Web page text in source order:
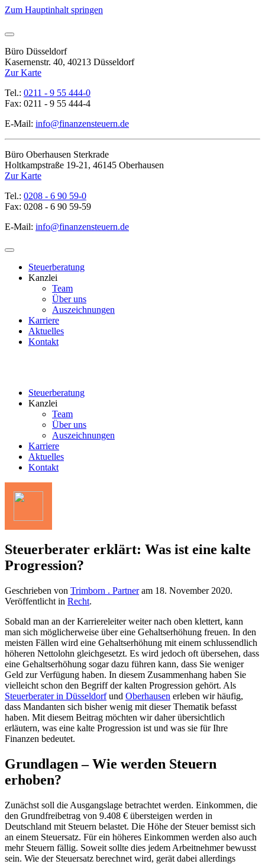
Zum Hauptinhalt springen
Büro Düsseldorf
Kasernenstr. 40, 40213 Düsseldorf
Zur Karte
Tel.: 0211 - 9 55 444-0
Fax: 0211 - 9 55 444-4
E-Mail: info@finanzensteuern.de
Büro Oberhausen Sterkrade
Holtkampstraße 19-21, 46145 Oberhausen
Zur Karte
Tel.: 0208 - 6 90 59-0
Fax: 0208 - 6 90 59-59
E-Mail: info@finanzensteuern.de
Steuerberatung
Kanzlei
Team
Über uns
Auszeichnungen
Karriere
Aktuelles
Kontakt
Steuerberatung
Kanzlei
Team
Über uns
Auszeichnungen
Karriere
Aktuelles
Kontakt
Steuerberater erklärt: Was ist eine kalte
Progression?
Geschrieben von Trimborn . Partneram 18. November 2020.
Veröffentlicht in Recht.
Sobald man an der Karriereleiter weiter nach oben klettert, kann
man sich möglicherweise über eine Gehaltserhöhung freuen. In den
meisten Fällen wird eine Gehaltserhöhung mit einem schlussendlich
höheren Nettolohn gleichgesetzt. Es wird jedoch oft übersehen, dass
eine Gehaltserhöhung sogar dazu führen kann, dass Sie weniger
Geld zur Verfügung haben. In diesem Zusammenhang haben Sie
vielleicht schon den Begriff der kalten Progression gehört. Als
Steuerberater in Düsseldorfund Oberhausen erleben wir häufig,
dass Mandanten sich bisher wenig mit dieser Thematik befasst
haben. Mit diesem Beitrag möchten wir daher übersichtlich
erläutern, was eine kalte Progression ist und was sie für Ihre
Finanzen bedeutet.
Grundlagen – Wie werden Steuern
erhoben?
Zunächst soll die Ausgangslage betrachtet werden. Einkommen, die
den Grundfreibetrag von 9.408 € übersteigen werden in
Deutschland mit Steuern belastet. Die Höhe der Steuer bemisst sich
an einem Steuersatz. Für ein höheres Einkommen werden also auch
mehr Steuern fällig. Soweit sollte dies jedem Arbeitnehmer bewusst
sein. Wie der Steuersatz berechnet wird, gerät dabei allerdings